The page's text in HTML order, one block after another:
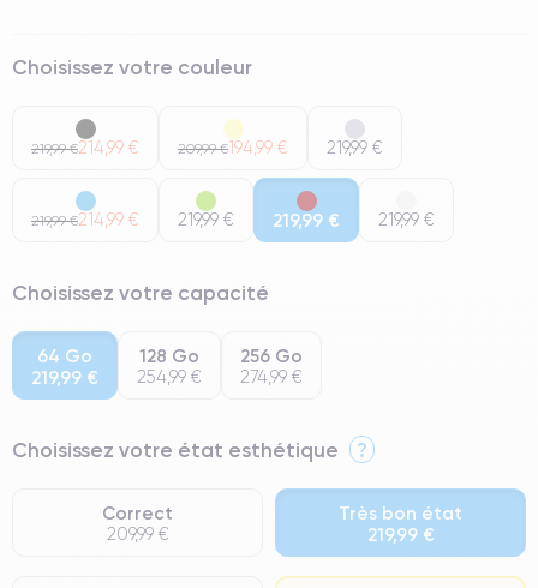
Choisissez votre couleur
219,99 €214,99 € 209,99 €194,99 € 219,99 €
219,99 €214,99 € 219,99 € 219,99 € 219,99 €
Choisissez votre capacité
64 Go
219,99 €
128 Go
254,99 €
256 Go
274,99 €
Choisissez votre état esthétique ?
Correct
209,99 €
Très bon état
219,99 €